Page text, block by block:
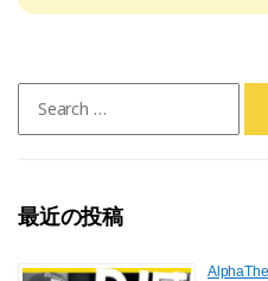
for:
最近の投稿